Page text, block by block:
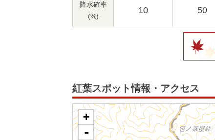
降水確率
(%)
10 50
紅葉スポット情報・アクセス
+
-